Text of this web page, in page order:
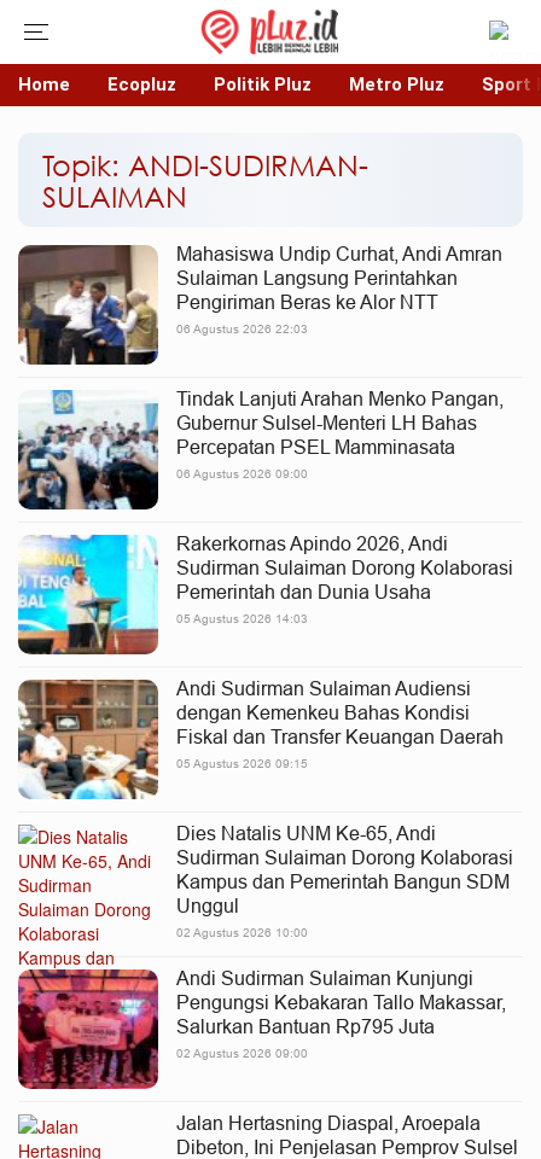
Home Ecopluz Politik Pluz Metro Pluz Sport
Topik: ANDI-SUDIRMAN-
SULAIMAN
Mahasiswa Undip Curhat, Andi Amran
Sulaiman Langsung Perintahkan
Pengiriman Beras ke Alor NTT
06 Agustus 2026 22:03
Tindak Lanjuti Arahan Menko Pangan,
Gubernur Sulsel-Menteri LH Bahas
Percepatan PSEL Mamminasata
06 Agustus 2026 09:00
Rakerkornas Apindo 2026, Andi
Sudirman Sulaiman Dorong Kolaborasi
Pemerintah dan Dunia Usaha
05 Agustus 2026 14:03
Andi Sudirman Sulaiman Audiensi
dengan Kemenkeu Bahas Kondisi
Fiskal dan Transfer Keuangan Daerah
05 Agustus 2026 09:15
Dies Natalis UNM Ke-65, Andi
Sudirman Sulaiman Dorong Kolaborasi
Kampus dan Pemerintah Bangun SDM
Unggul
02 Agustus 2026 10:00
Andi Sudirman Sulaiman Kunjungi
Pengungsi Kebakaran Tallo Makassar,
Salurkan Bantuan Rp795 Juta
02 Agustus 2026 09:00
Jalan Hertasning Diaspal, Aroepala
Dibeton, Ini Penjelasan Pemprov Sulsel